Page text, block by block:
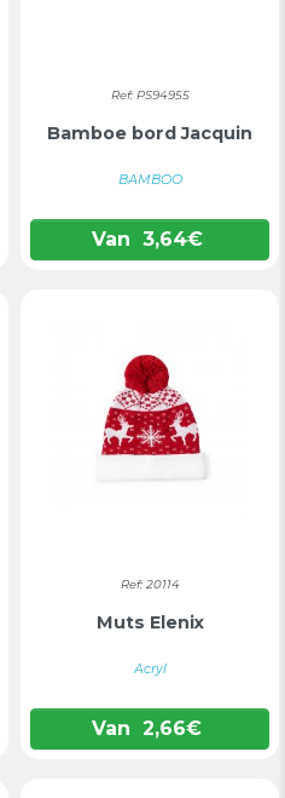
Ref: PS94955
Bamboe bord Jacquin
BAMBOO
Van 3,64€
Ref: 20114
Muts Elenix
Acryl
Van 2,66€